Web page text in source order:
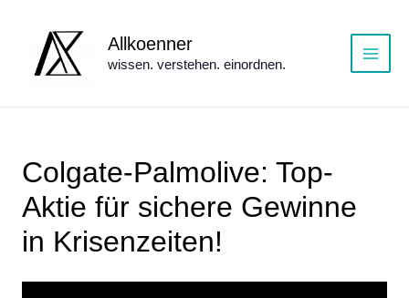
springen
Allkoenner
wissen. verstehen. einordnen.
Main
Colgate-Palmolive: Top-
Aktie für sichere Gewinne
in Krisenzeiten!